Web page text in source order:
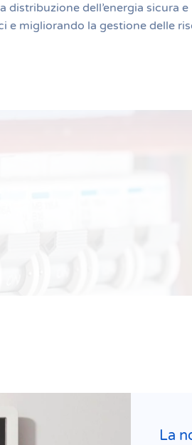
dell’energia sicura e
e migliorando la gestione delle
La